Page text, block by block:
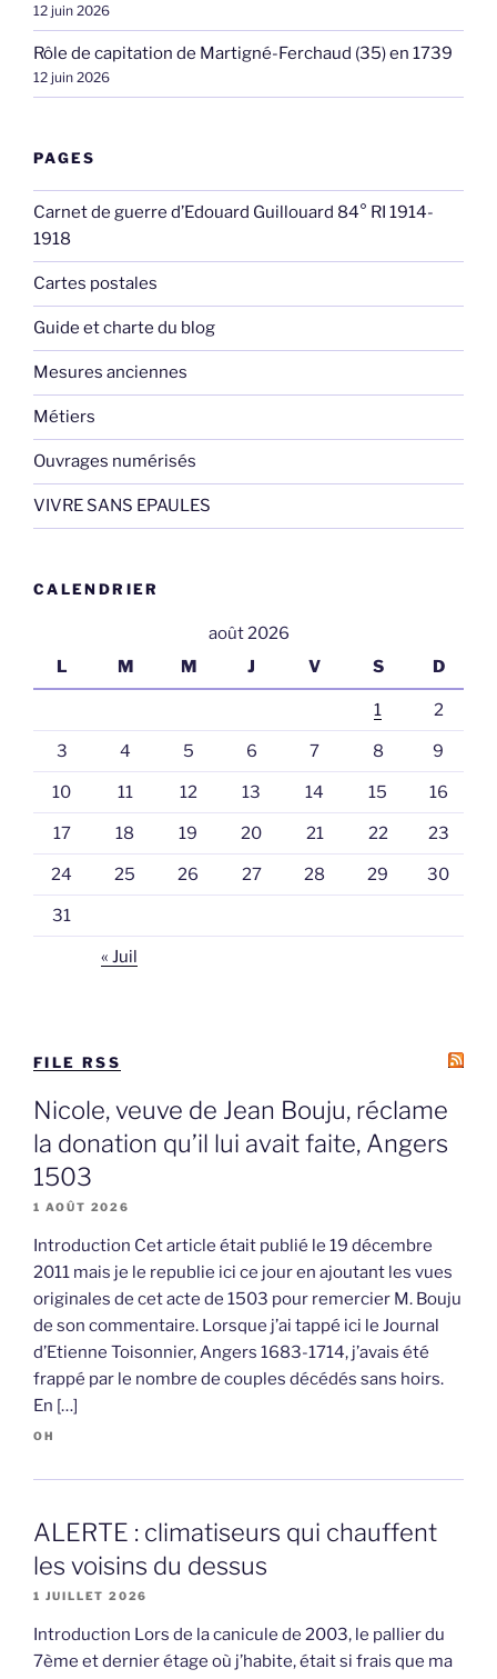
12 juin 2026
Rôle de capitation de Martigné-Ferchaud (35) en 1739
12 juin 2026
PAGES
Carnet de guerre d’Edouard Guillouard 84° RI 1914-
1918
Cartes postales
Guide et charte du blog
Mesures anciennes
Métiers
Ouvrages numérisés
VIVRE SANS EPAULES
CALENDRIER
août 2026
L
M M J V S D
1 2
3 4 5 6 7 8 9
10 11 12 13 14 15 16
17 18 19 20 21 22 23
24 25 26 27 28 29 30
31
« Juil
FILE RSS
Nicole, veuve de Jean Bouju, réclame
la donation qu’il lui avait faite, Angers
1503
1 AOÛT 2026
Introduction Cet article était publié le 19 décembre
2011 mais je le republie ici ce jour en ajoutant les vues
originales de cet acte de 1503 pour remercier M. Bouju
de son commentaire. Lorsque j’ai tappé ici le Journal
d’Etienne Toisonnier, Angers 1683-1714, j’avais été
frappé par le nombre de couples décédés sans hoirs.
En […]
OH
ALERTE : climatiseurs qui chauffent
les voisins du dessus
1 JUILLET 2026
Introduction Lors de la canicule de 2003, le pallier du
7ème et dernier étage où j’habite, était si frais que ma